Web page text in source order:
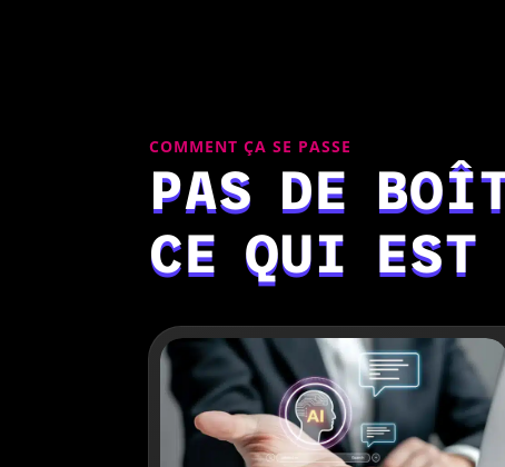
COMMENT ÇA SE PASSE
PAS DE
CE QUI EST